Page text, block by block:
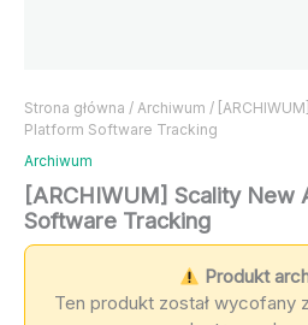
Strona główna / Archiwum /
Platform Software Tracking
Archiwum
[ARCHIWUM] Scality New
Software Tracking
Produkt
Ten produkt został wycofany